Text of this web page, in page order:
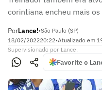
corintiana encheu mais
PorLance!•São Paulo (SP)
18/02/202220:22•Atualizado em
Supervisionado por Lance!
Favorite o